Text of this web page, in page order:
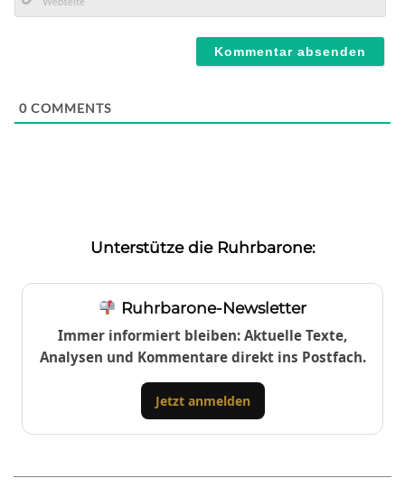
Mail*
0 COMMENTS
Unterstütze die Ruhrbarone:
Ruhrbarone-Newsletter
Immer informiert bleiben: Aktuelle Texte,
Analysen und Kommentare direkt ins Postfach.
Jetzt anmelden